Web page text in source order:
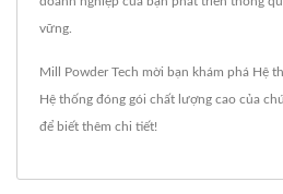
vững.
Mill Powder Tech mời bạn khám phá Hệ
Hệ thống đóng gói chất lượng cao của
để biết thêm chi tiết!